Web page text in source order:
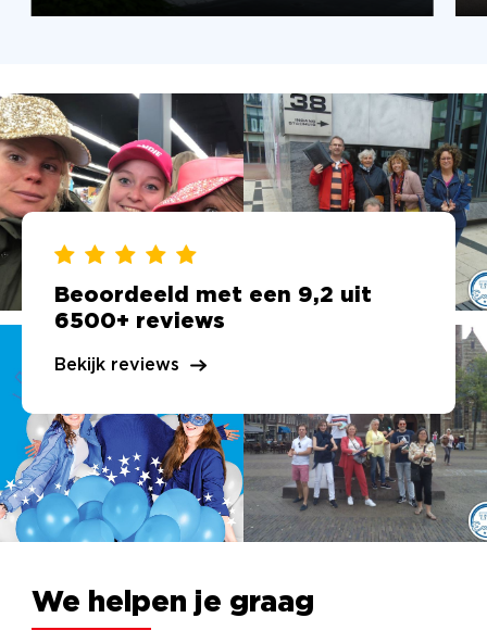
Beoordeeld met een 9,2 uit
6500+ reviews
Bekijk reviews
We helpen je graag